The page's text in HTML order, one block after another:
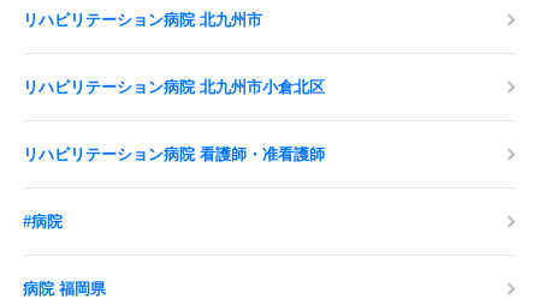
リハビリテーション病院 北九州市
リハビリテーション病院 北九州市小倉北区
リハビリテーション病院 看護師・准看護師
#病院
病院 福岡県